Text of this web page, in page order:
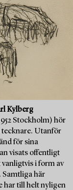
Kylberg
Stockholm) hör
tecknare. Utanför
för sina
visats offentligt
i form av
här
har till helt nyligen